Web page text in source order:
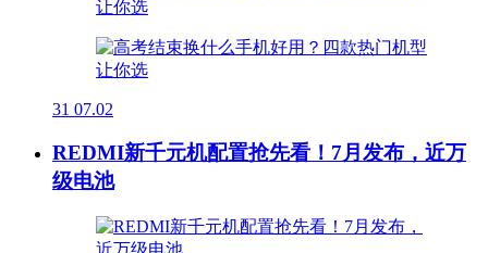
31 07.02
REDMI新千元机配置抢先看！7月发布，近万
级电池